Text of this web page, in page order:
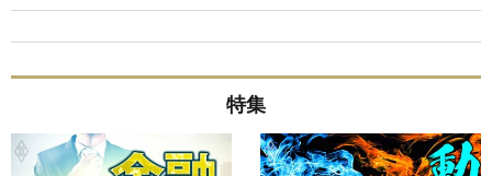
特集